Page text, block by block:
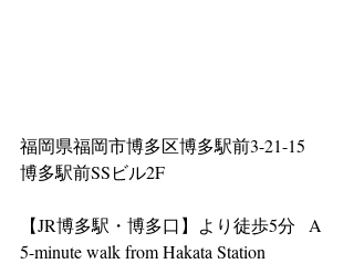
福岡県福岡市博多区博多駅前3-21-15
博多駅前SSビル2F
【JR博多駅・博多口】より徒歩5分   A
5-minute walk from Hakata Station